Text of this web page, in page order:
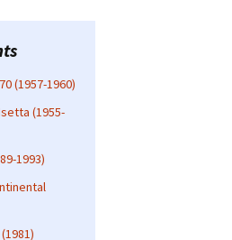
(1957-1960)
(1955-
1993)